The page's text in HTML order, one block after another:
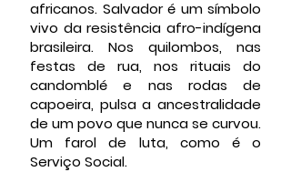
africanos. Salvador é um símbolo
vivo da resistência afro-indígena
brasileira. Nos quilombos, nas
festas de rua, nos rituais do
candomblé e nas rodas de
capoeira, pulsa a ancestralidade
de um povo que nunca se curvou.
Um farol de luta, como é o
Serviço Social.